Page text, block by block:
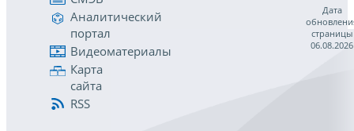
Аналитический
портал
Видеоматериалы
Карта
сайта
RSS
Дата
страницы
06.08.2026